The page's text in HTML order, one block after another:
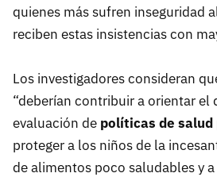
quienes más sufren inseguridad
reciben estas insistencias con
Los investigadores consideran
“deberían contribuir a orientar el
evaluación de políticas de salud
proteger a los niños de la
de alimentos poco saludables y